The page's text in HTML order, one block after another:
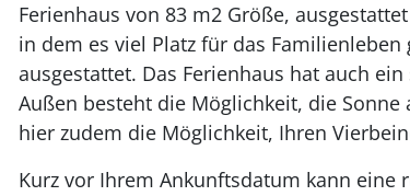
Ferienhaus von 83 m2 Größe,
in dem es viel Platz für das
ausgestattet. Das Ferienhaus hat auch
Außen besteht die Möglichkeit, die Sonne
hier zudem die Möglichkeit, Ihren
Kurz vor Ihrem Ankunftsdatum kann